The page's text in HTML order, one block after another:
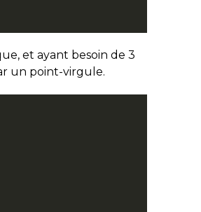
et ayant besoin de 3
un point-virgule.